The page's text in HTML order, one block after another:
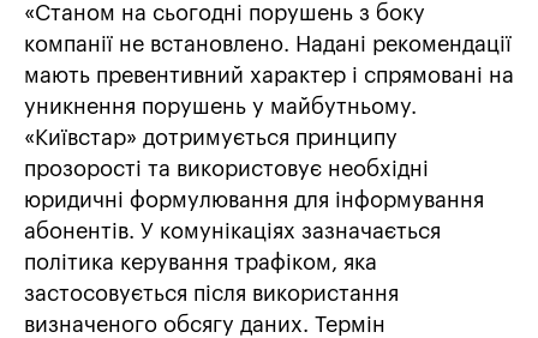
«Станом на сьогодні порушень з боку
компанії не встановлено. Надані рекомендації
мають превентивний характер і спрямовані на
уникнення порушень у майбутньому.
«Київстар» дотримується принципу
прозорості та використовує необхідні
юридичні формулювання для інформування
абонентів. У комунікаціях зазначається
політика керування трафіком, яка
застосовується після використання
визначеного обсягу даних. Термін